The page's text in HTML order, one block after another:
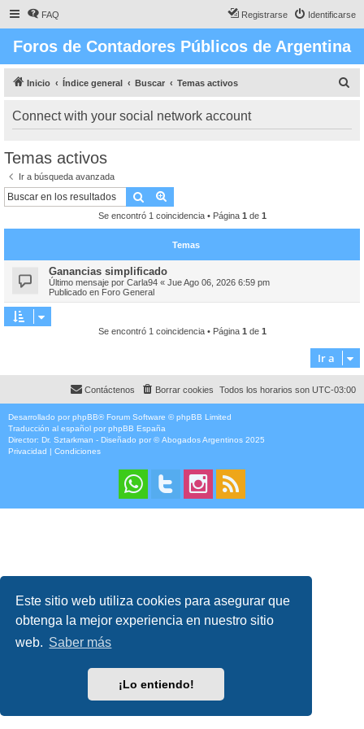
Este sitio web utiliza cookies para asegurar que
obtenga la mejor experiencia en nuestro sitio
web. Saber más
¡Lo entiendo!
FAQ Identificarse
Registrarse
Foros de Contadores Públicos de Argentina
Inicio Índice general Buscar Temas activos
Connect with your social network account
Temas activos
Ir a búsqueda avanzada
Buscar
Se encontró 1 coincidencia • Página 1 de 1
Temas
Ganancias simplificado
Último mensaje por Carla94 « Jue Ago 06, 2026 6:59 pm
Publicado en Foro General
Se encontró 1 coincidencia • Página 1 de 1
Ir a
Todos los horarios son UTC-03:00
Borrar cookies
Contáctenos
Desarrollado por phpBB® Forum Software © phpBB Limited
Traducción al español por phpBB España
Director: Dr. Sztarkman - Diseñado por ©Abogados Argentinos 2025
Privacidad | Condiciones